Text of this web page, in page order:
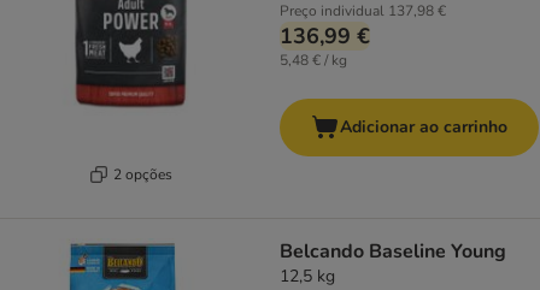
2 opções
Preço individual 137,98 €
136,99 €
5,48 € / kg
Adicionar ao carrinho
Belcando Baseline Young
12,5 kg